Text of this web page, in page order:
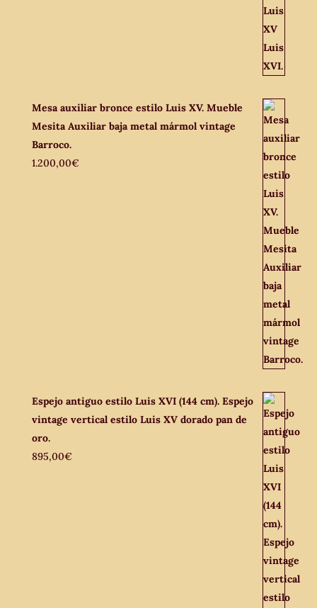
Mesa auxiliar bronce estilo Luis XV. Mueble
Mesita Auxiliar baja metal mármol vintage
Barroco.
1.200,00€
Espejo antiguo estilo Luis XVI (144 cm). Espejo
vintage vertical estilo Luis XV dorado pan de
oro.
895,00€